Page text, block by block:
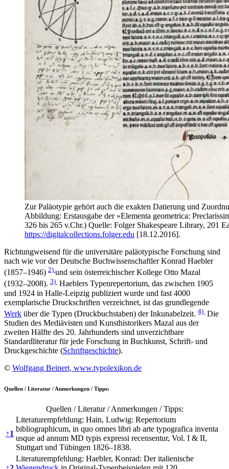
Zur Paläotypie gehört auch die exakten Datierung und
Abbildung: Erstausgabe der »Elementa geometrica:
326 bis 265 v.Chr.) Quelle: Folger Shakespeare Library, 201
https://digitalcollections.folger.edu [18.12.2016].
Richtungweisend für die universitäre paläotypische Forschung sind
nach wie vor der Deutsche Buchwissenschaftler Konrad Haebler
(1857–1946) 2) und sein österreichischer Kollege Otto Mazal
(1932–2008). 3) Haeblers Typenrepertorium, das zwischen 1905
und 1924 in Halle-Leipzig publiziert wurde und fast 4000
exemplarische Druckschriften verzeichnet, ist das grundlegende
Werk über die Typen (Druckbuchstaben) der Inkunabelzeit. 4) Die
Studien des Mediävisten und Kunsthistorikers Mazal aus der
zweiten Hälfte des 20. Jahrhunderts sind unverzichtbare
Standardliteratur für jede Forschung in Buchkunst, Schrift- und
Druckgeschichte (Schriftgeschichte).
© Wolfgang Beinert, www.typolexikon.de
Quellen / Literatur / Anmerkungen / Tipps:
Quellen / Literatur / Anmerkungen / Tipps:
↑1
Literaturempfehlung: Hain, Ludwig: Repertorium
bibliographicum, in quo omnes libri ab arte typografica inventa
usque ad annum MD typis expressi recensentur, Vol. I & II,
Stuttgart und Tübingen 1826–1838.
Literaturempfehlung: Haebler, Konrad: Der italienische